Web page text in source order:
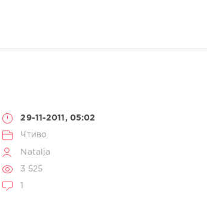
29-11-2011, 05:02
Чтиво
Natalja
3 525
1